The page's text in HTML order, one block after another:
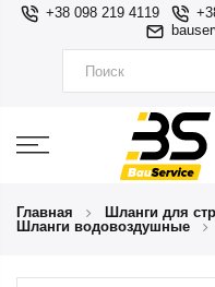
+38 098 219 4119
Главная
Шланги для
Шланги водовоздушные